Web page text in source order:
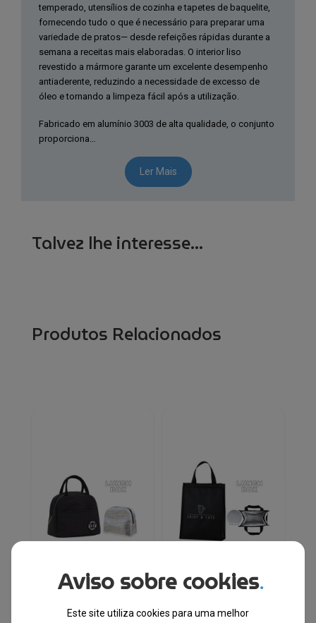
Azul
temperado, utensílios de cozinha e tapetes de baquelite,
fornecendo tudo o que é necessário para preparar uma
variedade de pratos— desde refeições rápidas durante a
semana a receitas mais elaboradas. O interior liso
revestido a mármore garante um excelente desempenho
antiaderente, reduzindo a necessidade de excesso de
óleo e tornando a limpeza fácil após a utilização.
Fabricado em alumínio 3003 de alta qualidade, o conjunto
proporciona…
Ler Mais
Talvez lhe interesse...
Produtos Relacionados
Térmica com Fecho
Térmica com Fecho
Aviso sobre cookies.
Este site utiliza cookies para uma melhor